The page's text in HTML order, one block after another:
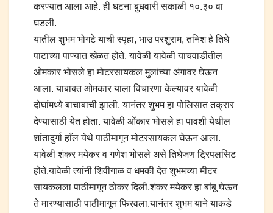
करण्यात आला आहे. ही घटना बुधवारी सकाळी १०.३० वा
घडली.
यातील शुभम भोगटे याची स्पृहा, भाउ परशुराम, तनिश हे तिघे
पाटाच्या पाण्यात खेळत होते. यावेळी यावेळी याचवाडीतील
ओमकार भोसले हा मोटरसायकल मुलांच्या अंगावर घेऊन
आला. याबाबत ओमकार याला विचारणा केल्यावर यावेळी
दोघांमध्ये बाचाबाची झाली. यानंतर शुभम हा पोलिसात तक्रार
देण्यासाठी येत होता. यावेळी ओंकार भोसले हा पावशी येथील
शांतादुर्गा हाँल येथे पाठीमागून मोटरसायकल घेऊन आला.
यावेळी शंकर मयेकर व गणेश भोसले असे तिघेजण ट्रिपलसिट
होते.यावेळी त्यांनी शिवीगाळ व धमकी देत शुभमच्या मीटर
सायकलला पाठीमागून ठोकर दिली.शंकर मयेकर हा बांबू घेऊन
ते मारण्यासाठी पाठीमागून फिरवला.यानंतर शुभम याने याकडे